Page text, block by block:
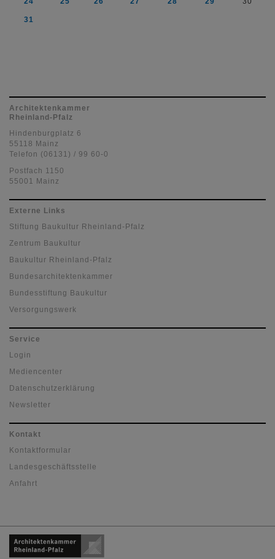
31
Architektenkammer
Rheinland-Pfalz
Hindenburgplatz 6
55118 Mainz
Telefon (06131) / 99 60-0
Postfach 1150
55001 Mainz
Externe Links
Stiftung Baukultur Rheinland-Pfalz
Zentrum Baukultur
Baukultur Rheinland-Pfalz
Bundesarchitektenkammer
Bundesstiftung Baukultur
Versorgungswerk
Service
Login
Mediencenter
Datenschutzerklärung
Newsletter
Kontakt
Kontaktformular
Landesgeschäftsstelle
Anfahrt